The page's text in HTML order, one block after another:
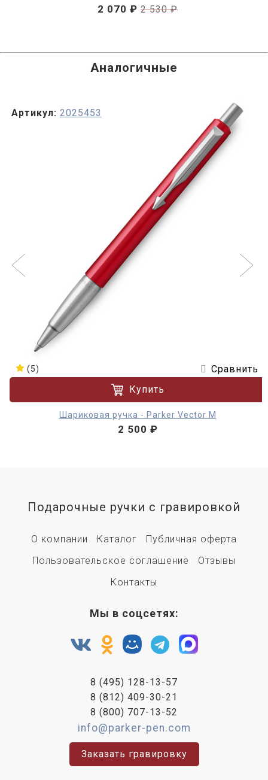
2 070 ₽ 2 530 ₽
Аналогичные
Артикул: 2025453
(5)
Сравнить
Купить
Шариковая ручка - Parker Vector M
2 500 ₽
Подарочные ручки с гравировкой
О компании Каталог
Публичная оферта
Пользовательское соглашение
Отзывы
Контакты
Мы в соцсетях:
8 (495) 128-13-57
8 (812) 409-30-21
8 (800) 707-13-52
info@parker-pen.com
Заказать гравировку